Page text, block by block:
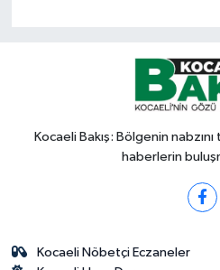
Kocaeli Bakış: Bölgenin
haberlerin
Kocaeli Nöbetçi Eczaneler